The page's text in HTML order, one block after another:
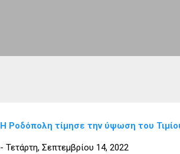
Η Ροδόπολη τίμησε την ύψωση του
- Τετάρτη, Σεπτεμβρίου 14, 2022